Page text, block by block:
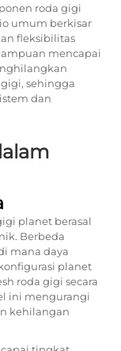
roda gigi
umum berkisar
fleksibilitas
mencapai
sehingga
dan
planet berasal
Berbeda
mana daya
planet
roda gigi secara
ini mengurangi
kehilangan